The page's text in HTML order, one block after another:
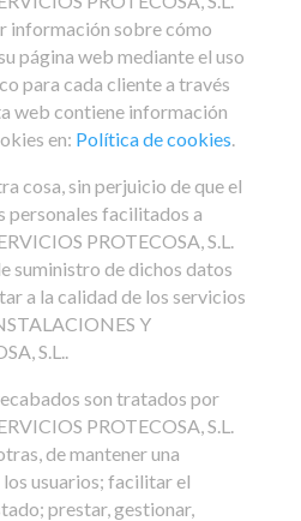
información sobre cómo
página web mediante el uso
para cada cliente a través
web contiene información
en: Política de cookies.
cosa, sin perjuicio de que el
personales facilitados a
PROTECOSA, S.L.
suministro de dichos datos
a la calidad de los servicios
Y
S.L..
son tratados por
PROTECOSA, S.L.
de mantener una
usuarios; facilitar el
prestar, gestionar,